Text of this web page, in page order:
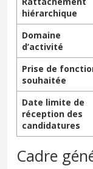
hiérarchique
Domaine
d’activité
Prise de
souhaitée
Date limite de
réception des
candidatures
Cadre